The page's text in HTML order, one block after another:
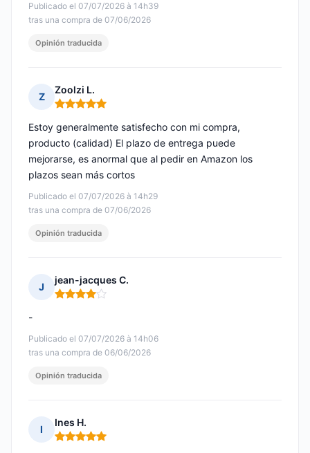
Publicado el 07/07/2026 à 14h39
tras una compra de 07/06/2026
Opinión traducida
Z
Zoolzi L.
Nota: 5 de 5
Publicado el 07/07/2026 à 14h29
tras una compra de 07/06/2026
Estoy generalmente satisfecho con mi compra,
producto (calidad) El plazo de entrega puede
mejorarse, es anormal que al pedir en Amazon los
plazos sean más cortos
Opinión traducida
J
jean-jacques C.
Nota: 4 de 5
Publicado el 07/07/2026 à 14h06
tras una compra de 06/06/2026
-
Opinión traducida
I
Ines H.
Nota: 5 de 5